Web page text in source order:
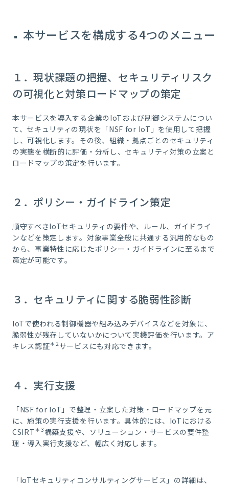
本サービスを構成する4つのメニュー
１．現状課題の把握、セキュリティリスク
の可視化と対策ロードマップの策定
本サービスを導入する企業のIoTおよび制御システムについ
て、セキュリティの現状を「NSF for IoT」を使用して把握
し、可視化します。その後、組織・拠点ごとのセキュリティ
の実態を横断的に評価・分析し、セキュリティ対策の立案と
ロードマップの策定を行います。
２．ポリシー・ガイドライン策定
順守すべきIoTセキュリティの要件や、ルール、ガイドライ
ンなどを策定します。対象事業全般に共通する汎用的なもの
から、事業特性に応じたポリシー・ガイドラインに至るまで
策定が可能です。
３．セキュリティに関する脆弱性診断
IoTで使われる制御機器や組み込みデバイスなどを対象に、
脆弱性が残存していないかについて実機評価を行います。ア
キレス認証＊2サービスにも対応できます。
４．実行支援
「NSF for IoT」で整理・立案した対策・ロードマップを元
に、施策の実行支援を行います。具体的には、IoTにおける
CSIRT ＊3 構築支援や、ソリューション・サービスの要件整
理・導入実行支援など、幅広く対応します。
「IoTセキュリティコンサルティングサービス」の詳細は、